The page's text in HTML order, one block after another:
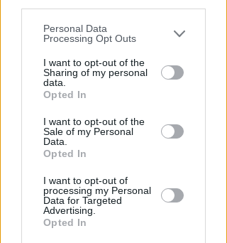
You may separately opt-out of the further
disclosure of your personal information
by third parties on the IAB’s list of
downstream participants.
by us to third parties on the IAB’s List of
Downstream Participants that may
further disclose it to other third parties.
Personal Data
Processing Opt Outs
I want to opt-out of the
Sharing of my personal
data.
Opted In
I want to opt-out of the
Sale of my Personal
Data.
Opted In
I want to opt-out of
processing my Personal
Data for Targeted
Advertising.
Opted In
DOPO I RECENTI EPISODI
Sicurezza a Riccione. Il M5S:
serve confronto politico serio e
non scaricabarile
Redazione